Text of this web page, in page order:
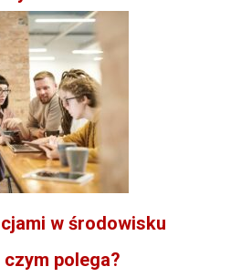
w środowisku
polega?